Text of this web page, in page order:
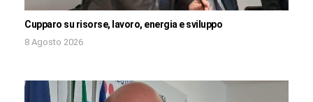
Cupparo su risorse, lavoro, energia e sviluppo
8 Agosto 2026